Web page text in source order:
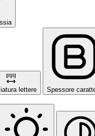
lettere Spessore